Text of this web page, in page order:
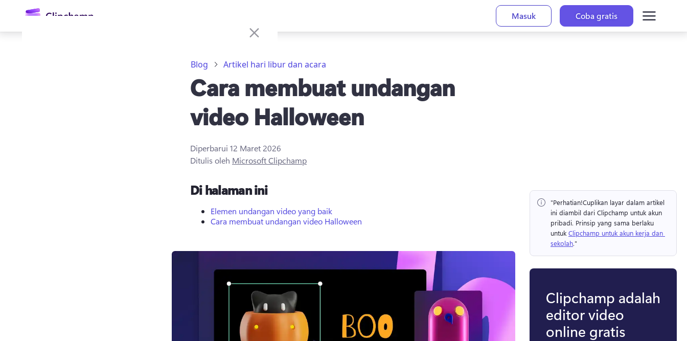
Masuk Coba gratis
Blog Artikel hari libur dan acara
Cara membuat undangan
video Halloween
Diperbarui 12 Maret 2026
Ditulis oleh Microsoft Clipchamp
Di halaman ini
Elemen undangan video yang baik
Cara membuat undangan video Halloween
"Perhatian!Cuplikan layar dalam artikel
ini diambil dari Clipchamp untuk akun
pribadi. Prinsip yang sama berlaku
untuk Clipchamp untuk akun kerja dan
sekolah."
Clipchamp adalah
editor video
online gratis